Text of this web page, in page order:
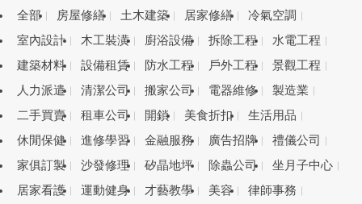
全部 房屋修繕 土木建築 居家修繕
冷氣空調
室內設計
木工裝潢 廚浴設備 拆除工程
水電工程
建築材料
設備租賃 防水工程 戶外工程
景觀工程
人力派遣
清潔公司 搬家公司 電器維修
製造業
二手買賣
租車公司 開鎖 美食折扣
生活用品
休閒保健
進修學習 金融服務 廣告招牌
禮儀公司
家俱訂製
沙發修理 矽晶地坪 除蟲公司
坐月子中心
居家看護
運動健身 才藝教學 美容
律師事務